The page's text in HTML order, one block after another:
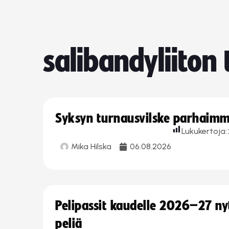
salibandyliiton
Syksyn turnausvilske
Mika Hilska 06.08.2026
Lukukertoja:
Pelipassit kaudelle 2026–27
peliä